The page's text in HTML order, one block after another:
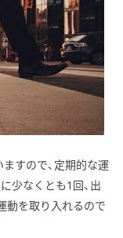
すので、定期的な運
少なくとも1回、出
動を取り入れるので